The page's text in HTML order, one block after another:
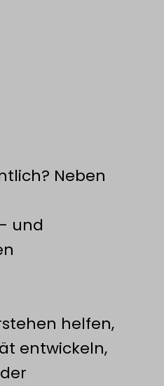
Neben
und
helfen,
entwickeln,